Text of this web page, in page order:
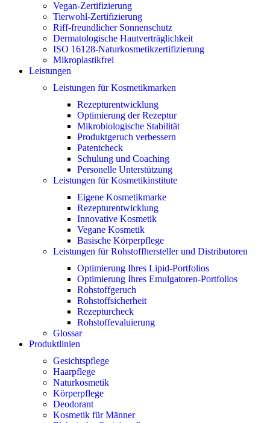
Vegan-Zertifizierung
Tierwohl-Zertifizierung
Riff-freundlicher Sonnenschutz
Dermatologische Hautverträglichkeit
ISO 16128-Naturkosmetikzertifizierung
Mikroplastikfrei
Leistungen
Leistungen für Kosmetikmarken
Rezepturentwicklung
Optimierung der Rezeptur
Mikrobiologische Stabilität
Produktgeruch verbessern
Patentcheck
Schulung und Coaching
Personelle Unterstützung
Leistungen für Kosmetikinstitute
Eigene Kosmetikmarke
Rezepturentwicklung
Innovative Kosmetik
Vegane Kosmetik
Basische Körperpflege
Leistungen für Rohstoffhersteller und Distributoren
Optimierung Ihres Lipid-Portfolios
Optimierung Ihres Emulgatoren-Portfolios
Rohstoffgeruch
Rohstoffsicherheit
Rezepturcheck
Rohstoffevaluierung
Glossar
Produktlinien
Gesichtspflege
Haarpflege
Naturkosmetik
Körperpflege
Deodorant
Kosmetik für Männer